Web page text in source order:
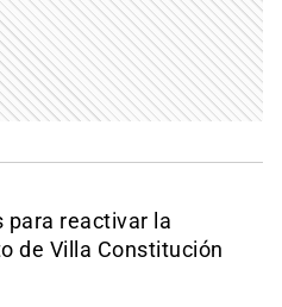
para reactivar la
de Villa Constitución